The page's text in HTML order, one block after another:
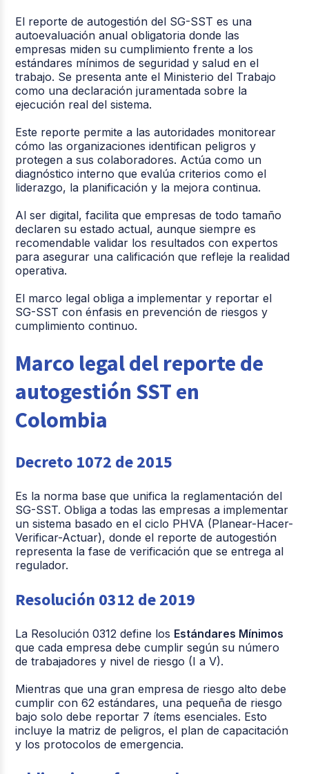
El reporte de autogestión del SG-SST es una
autoevaluación anual obligatoria donde las
empresas miden su cumplimiento frente a los
estándares mínimos de seguridad y salud en el
trabajo. Se presenta ante el Ministerio del Trabajo
como una declaración juramentada sobre la
ejecución real del sistema.
Este reporte permite a las autoridades monitorear
cómo las organizaciones identifican peligros y
protegen a sus colaboradores. Actúa como un
diagnóstico interno que evalúa criterios como el
liderazgo, la planificación y la mejora continua.
Al ser digital, facilita que empresas de todo tamaño
declaren su estado actual, aunque siempre es
recomendable validar los resultados con expertos
para asegurar una calificación que refleje la realidad
operativa.
El marco legal obliga a implementar y reportar el
SG-SST con énfasis en prevención de riesgos y
cumplimiento continuo.
Marco legal del reporte de
autogestión SST en
Colombia
Decreto 1072 de 2015
Es la norma base que unifica la reglamentación del
SG-SST. Obliga a todas las empresas a implementar
un sistema basado en el ciclo PHVA (Planear-Hacer-
Verificar-Actuar), donde el reporte de autogestión
representa la fase de verificación que se entrega al
regulador.
Resolución 0312 de 2019
La Resolución 0312 define los Estándares Mínimos
que cada empresa debe cumplir según su número
de trabajadores y nivel de riesgo (I a V).
Mientras que una gran empresa de riesgo alto debe
cumplir con 62 estándares, una pequeña de riesgo
bajo solo debe reportar 7 ítems esenciales. Esto
incluye la matriz de peligros, el plan de capacitación
y los protocolos de emergencia.